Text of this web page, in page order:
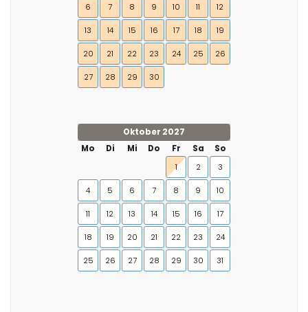
6 7 8 9 10 11 12
13 14 15 16 17 18 19
20 21 22 23 24 25 26
27 28 29 30
Oktober 2027
Mo
Di Mi Do Fr Sa
So
1
2 3
4 5 6 7 8 9 10
11 12 13 14 15 16 17
18 19 20 21 22 23 24
25 26 27 28 29 30 31